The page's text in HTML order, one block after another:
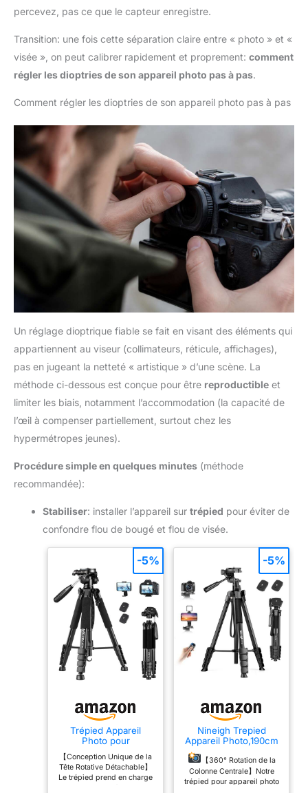
percevez, pas ce que le capteur enregistre.
Transition: une fois cette séparation claire entre « photo » et «
visée », on peut calibrer rapidement et proprement: comment
régler les dioptries de son appareil photo pas à pas.
Comment régler les dioptries de son appareil photo pas à pas
Un réglage dioptrique fiable se fait en visant des éléments qui
appartiennent au viseur (collimateurs, réticule, affichages),
pas en jugeant la netteté « artistique » d’une scène. La
méthode ci-dessous est conçue pour être reproductible et
limiter les biais, notamment l’accommodation (la capacité de
l’œil à compenser partiellement, surtout chez les
hypermétropes jeunes).
Procédure simple en quelques minutes (méthode
recommandée):
Stabiliser: installer l’appareil sur trépied pour éviter de
confondre flou de bougé et flou de visée.
Trépied Appareil
Photo pour
Smartphone, Victiv
185cm Trépied
Caméra
【Conception Unique de la
Tête Rotative Détachable】
Le trépied prend en charge
-5%
Nineigh Trepied
Appareil Photo,190cm
Trepied Smartphone
【360° Rotation de la
Colonne Centrale】Notre
trépied pour appareil photo
-5%